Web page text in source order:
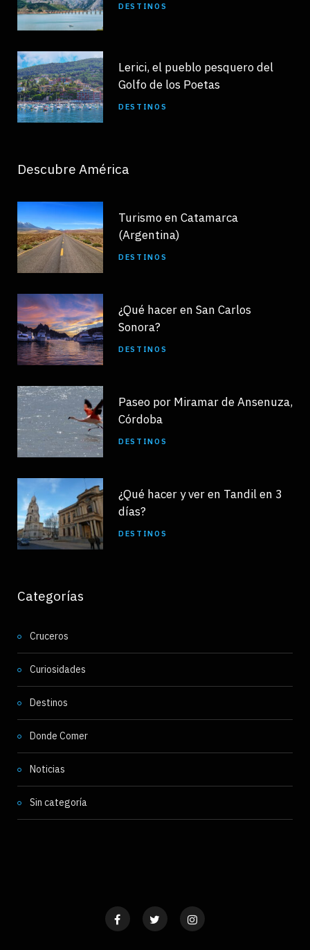
DESTINOS
Lerici, el pueblo pesquero del
Golfo de los Poetas
DESTINOS
Descubre América
Turismo en Catamarca
(Argentina)
DESTINOS
¿Qué hacer en San Carlos
Sonora?
DESTINOS
Paseo por Miramar de Ansenuza,
Córdoba
DESTINOS
¿Qué hacer y ver en Tandil en 3
días?
DESTINOS
Categorías
Cruceros
Curiosidades
Destinos
Donde Comer
Noticias
Sin categoría